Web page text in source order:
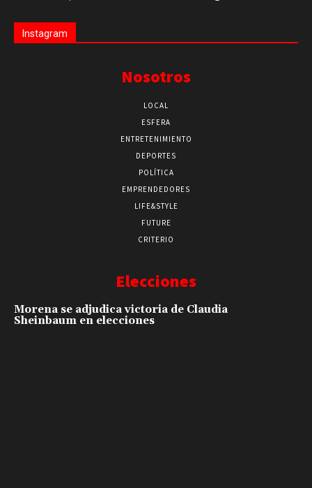
Instagram
Nosotros
LOCAL
ESFERA
ENTRETENIMIENTO
DEPORTES
POLÍTICA
EMPRENDEDORES
LIFE&STYLE
FUTURE
CRITERIO
Elecciones
Morena se adjudica victoria de Claudia
Sheinbaum en elecciones